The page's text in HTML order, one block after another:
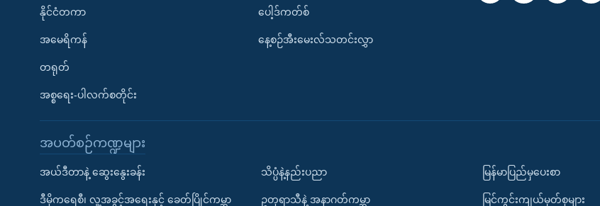
နိုင်ငံတကာ
အမေရိကန်
တရုတ်
အစ္စရေး-ပါလက်စတိုင်း
ပေါ့ဒ်ကတ်စ်
နေ့စဉ်အီးမေးလ်သတင်းလွှာ
အပတ်စဉ်ကဏ္ဍများ
အယ်ဒီတာနဲ့ ဆွေးနွေးခန်း
ဒီမိုကရေစီ၊ လူ့အခွင့်အရေးနှင့် ခေတ်ပြိုင်ကမ္ဘာ
သိပ္ပံနဲ့နည်းပညာ
ဥတုရာသီနဲ့ အနာဂတ်ကမ္ဘာ
မြန်မာပြည်မှပေးစာ
မြင်ကွင်းကျယ်မှတ်စုများ